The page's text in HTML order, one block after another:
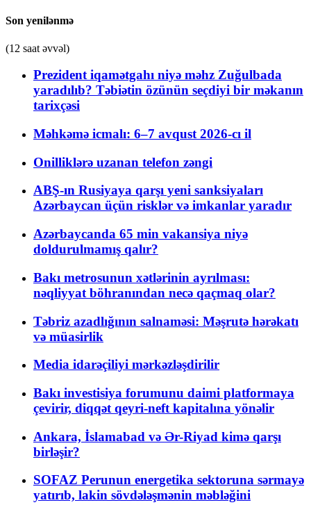
Son yenilənmə
(12 saat əvvəl)
Prezident iqamətgahı niyə məhz Zuğulbada
yaradılıb? Təbiətin özünün seçdiyi bir məkanın
tarixçəsi
Məhkəmə icmalı: 6–7 avqust 2026-cı il
Onilliklərə uzanan telefon zəngi
ABŞ-ın Rusiyaya qarşı yeni sanksiyaları
Azərbaycan üçün risklər və imkanlar yaradır
Azərbaycanda 65 min vakansiya niyə
doldurulmamış qalır?
Bakı metrosunun xətlərinin ayrılması:
nəqliyyat böhranından necə qaçmaq olar?
Təbriz azadlığının salnaməsi: Məşrutə hərəkatı
və müasirlik
Media idarəçiliyi mərkəzləşdirilir
Bakı investisiya forumunu daimi platformaya
çevirir, diqqət qeyri-neft kapitalına yönəlir
Ankara, İslamabad və Ər-Riyad kimə qarşı
birləşir?
SOFAZ Perunun energetika sektoruna sərmayə
yatırıb, lakin sövdələşmənin məbləğini